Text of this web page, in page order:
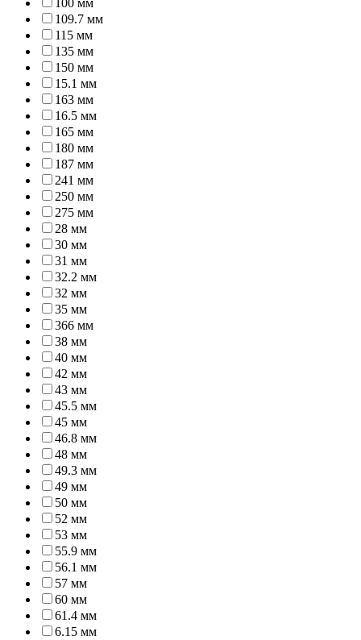
100 мм
109.7 мм
115 мм
135 мм
150 мм
15.1 мм
163 мм
16.5 мм
165 мм
180 мм
187 мм
241 мм
250 мм
275 мм
28 мм
30 мм
31 мм
32.2 мм
32 мм
35 мм
366 мм
38 мм
40 мм
42 мм
43 мм
45.5 мм
45 мм
46.8 мм
48 мм
49.3 мм
49 мм
50 мм
52 мм
53 мм
55.9 мм
56.1 мм
57 мм
60 мм
61.4 мм
6.15 мм